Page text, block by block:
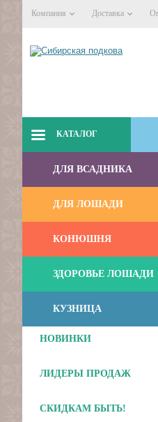
Компания Доставка
КАТАЛОГ
ДЛЯ ВСАДНИКА
ДЛЯ ЛОШАДИ
КОНЮШНЯ
ЗДОРОВЬЕ ЛОШАДИ
КУЗНИЦА
НОВИНКИ
ЛИДЕРЫ ПРОДАЖ
СКИДКАМ БЫТЬ!